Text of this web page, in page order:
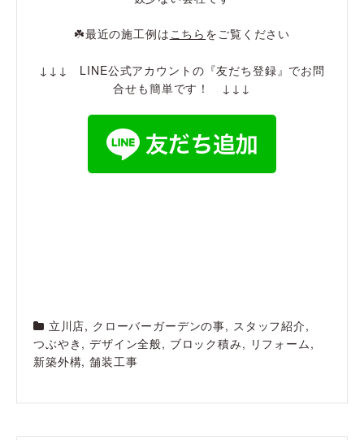
☘️最近の施工例はこちら をご覧ください
↓↓↓ LINE公式アカウントの『友だち登録』でお問
合せも簡単です！ ↓↓↓
立川店, クローバーガーデンの事, スタッフ紹介,
つぶやき ,デザイン全般, ブロック積み, リフォーム ,
新築外構,舗装工事